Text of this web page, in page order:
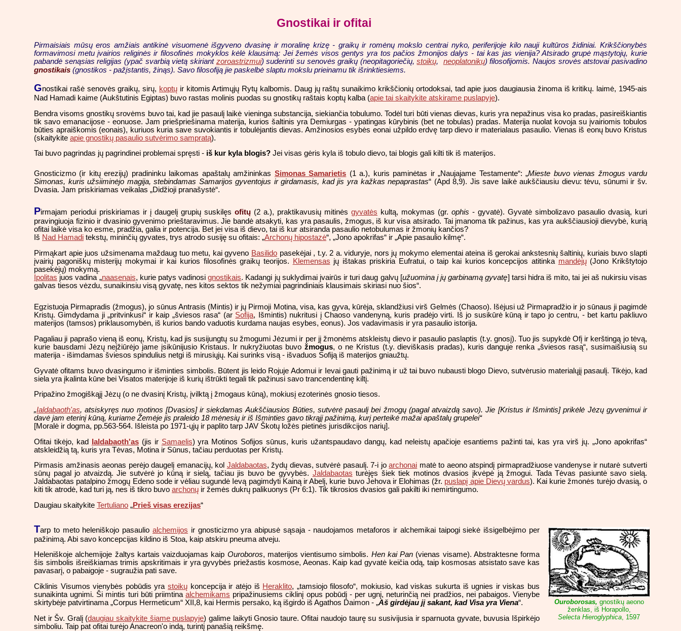
Gnostikai ir ofitai
Pirmaisiais mūsų eros amžiais antikinė visuomenė išgyveno dvasinę ir moralinę krizę - graikų ir romėnų mokslo centrai nyko, periferijoje kilo nauji kultūros židiniai. Krikščionybės
formavimosi metu įvairios religinės ir filosofinės mokyklos kėlė klausimą: Jei žemės visos gentys yra tos pačios žmonijos dalys - tai kas jas vienija? Atsirado grupė mąstytojų, kurie
pabandė senąsias religijas (ypač svarbią vietą skiriant zoroastrizmui) suderinti su senovės graikų (neopitagoriečių,stoikų, neoplatonikų) filosofijomis. Naujos srovės atstovai pasivadino
gnostikais (gnostikos - pažįstantis, žinąs). Savo filosofiją jie paskelbė slaptu mokslu prieinamu tik išrinktiesiems.
Gnostikai rašė senovės graikų, sirų, koptų ir kitomis Artimųjų Rytų kalbomis. Daug jų raštų sunaikimo krikščionių ortodoksai, tad apie juos daugiausia žinoma iš kritikų. laimė, 1945-ais
Nad Hamadi kaime (Aukštutinis Egiptas) buvo rastas molinis puodas su gnostikų raštais koptų kalba (apie tai skaitykite atskirame puslapyje).
Bendra visoms gnostikų srovėms buvo tai, kad jie pasaulį laikė vieninga substancija, siekiančia tobulumo. Todėl turi būti vienas dievas, kuris yra nepažinus visa ko pradas, pasireiškiantis
tik savo emanacijose - eonuose. Jam priešpriešinama materija, kurios šaltinis yra Demiurgas - ypatingas kūrybinis (bet ne tobulas) pradas. Materija nuolat kovoja su įvairiomis tobulos
būties apraiškomis (eonais), kuriuos kuria save suvokiantis ir tobulėjantis dievas. Amžinosios esybės eonai užpildo erdvę tarp dievo ir materialaus pasaulio. Vienas iš eonų buvo Kristus
(skaitykite apie gnostikų pasaulio sutvėrimo sampratą).
Tai buvo pagrindas jų pagrindinei problemai spręsti - iš kur kyla blogis? Jei visas gėris kyla iš tobulo dievo, tai blogis gali kilti tik iš materijos.
Gnosticizmo (ir kitų erezijų) pradininku laikomas apaštalų amžininkas Simonas Samarietis (1 a.), kuris paminėtas ir „Naujajame Testamente“: „Mieste buvo vienas žmogus vardu
Simonas, kuris užsiiminėjo magija, stebindamas Samarijos gyventojus ir girdamasis, kad jis yra kažkas nepaprastas“ (Apd 8,9). Jis save laikė aukščiausiu dievu: tėvu, sūnumi ir šv.
Dvasia. Jam priskiriamas veikalas „Didžioji pranašystė“.
Pirmajam periodui priskiriamas ir į daugelį grupių suskilęs ofitų (2 a.), praktikavusių mitinės gyvatės kultą, mokymas (gr. ophis - gyvatė). Gyvatė simbolizavo pasaulio dvasią, kuri
pravingiuoja fizinio ir dvasinio gyvenimo prieštaravimus. Jie bandė atsakyti, kas yra pasaulis, žmogus, iš kur visa atsirado. Tai įmanoma tik pažinus, kas yra aukščiausioji dievybė, kurią
ofitai laikė visa ko esme, pradžia, galia ir potencija. Bet jei visa iš dievo, tai iš kur atsiranda pasaulio netobulumas ir žmonių kančios?
Iš Nad Hamadi tekstų, mininčių gyvates, trys atrodo susiję su ofitais: „Archonų hipostazė“, „Jono apokrifas“ ir „Apie pasaulio kilmę“.
Pirmąkart apie juos užsimenama maždaug tuo metu, kai gyveno Basilido pasekėjai , t.y. 2 a. viduryje, nors jų mokymo elementai ateina iš gerokai ankstesnių šaltinių, kuriais buvo slapti
įvairių pagoniškų misterijų mokymai ir kai kurios filosofinės graikų teorijos. Klemensas jų ištakas priskiria Eufratui, o taip kai kurios koncepcijos atitinka mandėjų(Jono Krikštytojo
pasekėjų) mokymą.
Ipolitas juos vadina „naasenais, kurie patys vadinosignostikais. Kadangi jų suklydimai įvairūs ir turi daug galvų [užuomina į jų garbinamą gyvatę] tarsi hidra iš mito, tai jei aš nukirsiu visas
galvas tiesos vėzdu, sunaikinsiu visą gyvatę, nes kitos sektos tik nežymiai pagrindiniais klausimais skiriasi nuo šios“.
Egzistuoja Pirmapradis (žmogus), jo sūnus Antrasis (Mintis) ir jų Pirmoji Motina, visa, kas gyva, kūrėja, sklandžiusi virš Gelmės (Chaoso). Išėjusi už Pirmapradžio ir jo sūnaus ji pagimdė
Kristų. Gimdydama ji „pritvinkusi“ ir kaip „šviesos rasa“ (ar Sofija, Išmintis) nukritusi į Chaoso vandenyną, kuris pradėjo virti. Iš jo susikūrė kūną ir tapo jo centru, - bet kartu pakliuvo
materijos (tamsos) priklausomybėn, iš kurios bando vaduotis kurdama naujas esybes, eonus). Jos vadavimasis ir yra pasaulio istorija.
Pagaliau ji paprašo vieną iš eonų, Kristų, kad jis susijungtų su žmogumi Jėzumi ir per jį žmonėms atskleistų dievo ir pasaulio paslaptis (t.y. gnosį). Tuo jis supykdė Ofį ir kerštingą jo tėvą,
kurie bausdami Jėzų neįžiūrėjo jame įsikūnijusio Kristaus. Ir nukryžiuotas buvožmogus, o ne Kristus (t.y. dieviškasis pradas), kuris danguje renka „šviesos rasą“, susimaišiusią su
materija - išimdamas šviesos spindulius netgi iš mirusiųjų. Kai surinks visą - išvaduos Sofiją iš materijos gniaužtų.
Gyvatė ofitams buvo dvasingumo ir išminties simbolis. Būtent jis leido Rojuje Adomui ir Ievai gauti pažinimą ir už tai buvo nubausti blogo Dievo, sutvėrusio materialųjį pasaulį. Tikėjo, kad
siela yra įkalinta kūne bei Visatos materijoje iš kurių ištrūkti tegali tik pažinusi savo trancendentinę kiltį.
Pripažino žmogiškąjį Jėzų (o ne dvasinį Kristų, įvilktą į žmogaus kūną), mokiusį ezoterinės gnosio tiesos.
„Ialdabaoth'as, atsiskyręs nuo motinos [Dvasios] ir siekdamas Aukščiausios Būties, sutvėrė pasaulį bei žmogų (pagal atvaizdą savo). Jie [Kristus ir Išmintis] prikėlė Jėzų gyvenimui ir
davė jam eterinį kūną, kuriame Žemėje jis praleido 18 mėnesių ir iš Išminties gavo tikrąjį pažinimą, kurį perteikė mažai apaštalų grupelei“
[Moralė ir dogma, pp.563-564. Išleista po 1971-ųjų ir paplito tarp JAV Škotų ložės pietinės jurisdikcijos narių].
Ofitai tikėjo, kad Ialdabaoth'as(jis ir Samaelis) yra Motinos Sofijos sūnus, kuris užantspaudavo dangų, kad neleistų apačioje esantiems pažinti tai, kas yra virš jų. „Jono apokrifas“
atskleidžią tą, kuris yra Tėvas, Motina ir Sūnus, tačiau perduotas per Kristų.
Pirmasis amžinasis aeonas perėjo daugelį emanacijų, kol Jaldabaotas, žydų dievas, sutvėrė pasaulį. 7-i joarchonai matė to aeono atspindį pirmapradžiuose vandenyse ir nutarė sutverti
sūnų pagal jo atvaizdą. Jie sutvėrė jo kūną ir sielą, tačiau jis buvo be gyvybės. Jaldabaotas turėjęs šiek tiek motinos dvasios įkvėpė ją žmogui. Tada Tėvas pasiuntė savo sielą.
Jaldabaotas patalpino žmogų Edeno sode ir vėliau sugundė Ievą pagimdyti Kainą ir Abelį, kurie buvo Jehova ir Elohimas (žr. puslapį apie Dievų vardus). Kai kurie žmonės turėjo dvasią, o
kiti tik atrodė, kad turi ją, nes iš tikro buvo archonų ir žemės dukrų palikuonys (Pr 6:1). Tik tikrosios dvasios gali pakilti iki nemirtingumo.
Daugiau skaitykite Tertuliano „Prieš visas erezijas“
Tarp to meto heleniškojo pasaulio alchemijos ir gnosticizmo yra abipusė sąsaja - naudojamos metaforos ir alchemikai taipogi siekė išsigelbėjimo per
pažinimą. Abi savo koncepcijas kildino iš Stoa, kaip atskiru pneuma atveju.
Heleniškoje alchemijoje žaltys kartais vaizduojamas kaip Ouroboros, materijos vientisumo simbolis. Hen kai Pan (vienas visame). Abstraktesne forma
šis simbolis išreiškiamas trimis apskritimais ir yra gyvybės priežastis kosmose, Aeonas. Kaip kad gyvatė keičia odą, taip kosmosas atsistato save kas
pavasarį, o pabaigoje - sugraužia pati save.
Ciklinis Visumos vienybės pobūdis yrastoikų koncepcija ir atėjo iš Heraklito, „tamsiojo filosofo“, mokiusio, kad viskas sukurta iš ugnies ir viskas bus
sunaikinta ugnimi. Ši mintis turi būti priimtinaalchemikams pripažinusiems ciklinį opus pobūdį - per ugnį, neturinčią nei pradžios, nei pabaigos. Vienybe
skirtybėje patvirtinama „Corpus Hermeticum“ XII,8, kai Hermis persako, ką išgirdo iš Agathos Daimon - „Aš girdėjau jį sakant, kad Visa yra Viena“.
Net ir Šv. Gralį (daugiau skaitykite šiame puslapyje) galime laikyti Gnosio taure. Ofitai naudojo taurę su susivijusia ir sparnuota gyvate, buvusia Išpirkėjo
simboliu. Taip pat ofitai turėjo Anacreon'o indą, turintį panašią reikšmę.
Ouroborosas, gnostikų aeono
ženklas, iš Horapollo,
Selecta Hieroglyphica , 1597